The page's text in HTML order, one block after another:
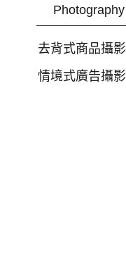
Photography
去背式商品攝影
情境式廣告攝影